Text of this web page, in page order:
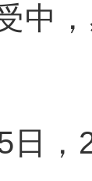
中
，